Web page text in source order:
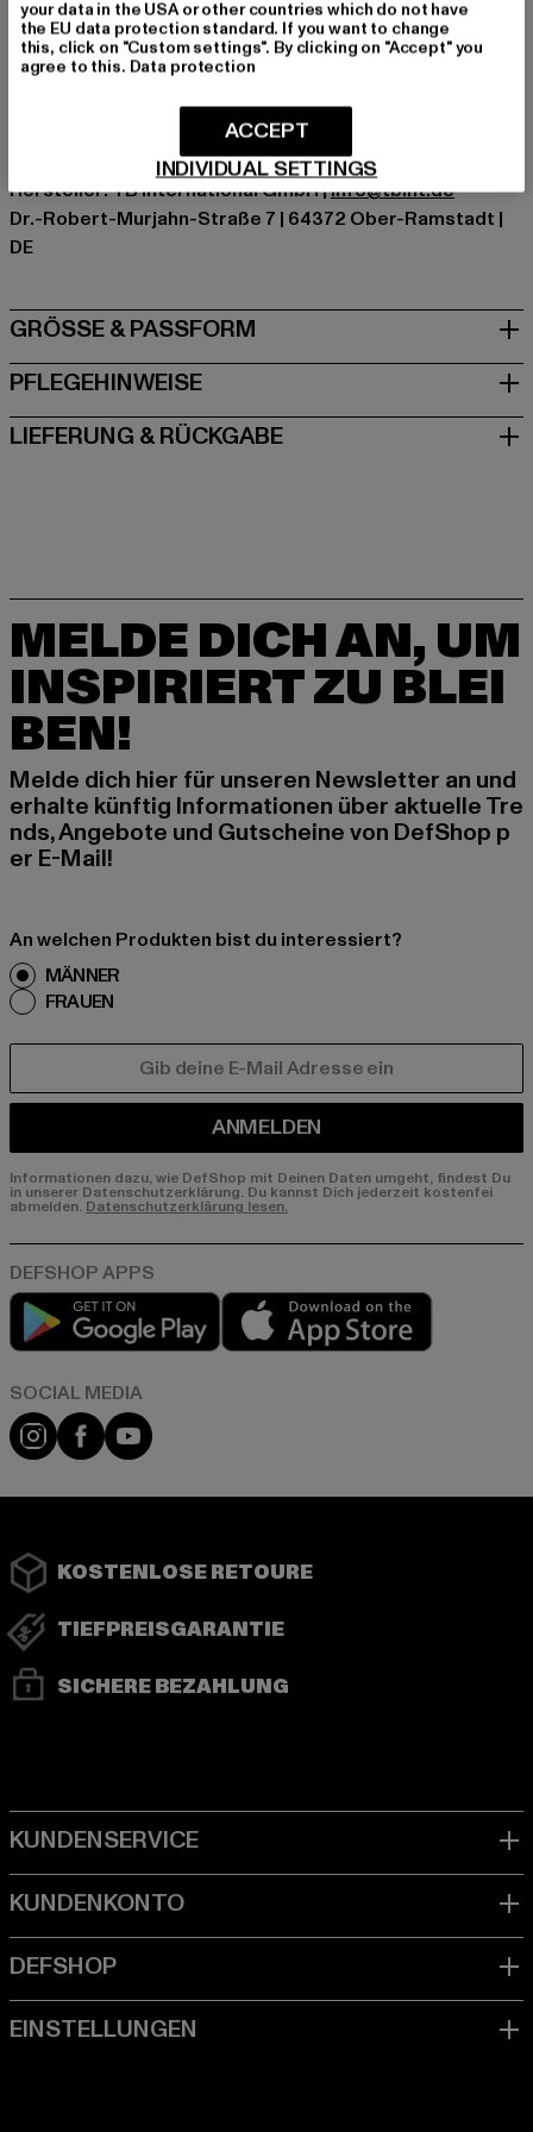
Kat.: T-Shirts
Farbe: pink
Hersteller Farbe: hibiskus pink
Materialzusammensetzung: 100% Baumwolle
Hersteller: TB International GmbH |info@tbint.de
Dr.-Robert-Murjahn-Straße 7 | 64372 Ober-Ramstadt |
DE
GRÖSSE & PASSFORM
PFLEGEHINWEISE
LIEFERUNG & RÜCKGABE
MELDE DICH AN, UM
INSPIRIERT ZU BLEI
BEN!
Melde dich hier für unseren Newsletter an und
erhalte künftig Informationen über aktuelle Tre
nds, Angebote und Gutscheine von DefShop p
er E-Mail!
An welchen Produkten bist du interessiert?
MÄNNER
FRAUEN
ANMELDEN
Informationen dazu, wie DefShop mit Deinen Daten umgeht, findest Du
in unserer Datenschutzerklärung. Du kannst Dich jederzeit kostenfei
abmelden. Datenschutzerklärung lesen.
Play market
Instagram
FacebookYouTube
KOSTENLOSE RETOURE
TIEFPREISGARANTIE
SICHERE BEZAHLUNG
your data in the USA or other countries which do not have
the EU data protection standard. If you want to change
this, click on "Custom settings". By clicking on "Accept" you
agree to this. Data protection
INDIVIDUAL SETTINGS
ACCEPT